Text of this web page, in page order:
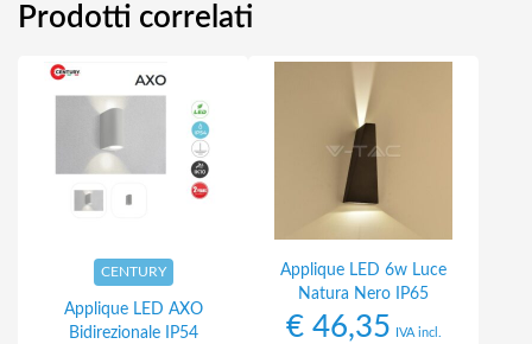
Prodotti correlati
CENTURY
Applique LED AXO
Bidirezionale IP54
Applique LED 6w Luce
Natura Nero IP65
€46,35 IVA incl.